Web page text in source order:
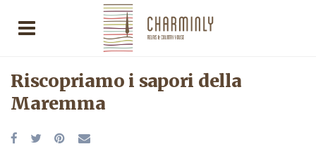
Riscopriamo i sapori della
Maremma